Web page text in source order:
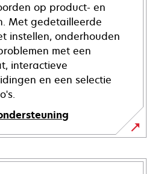
op product- en
Met gedetailleerde
instellen, onderhouden
met een
interactieve
en een selectie